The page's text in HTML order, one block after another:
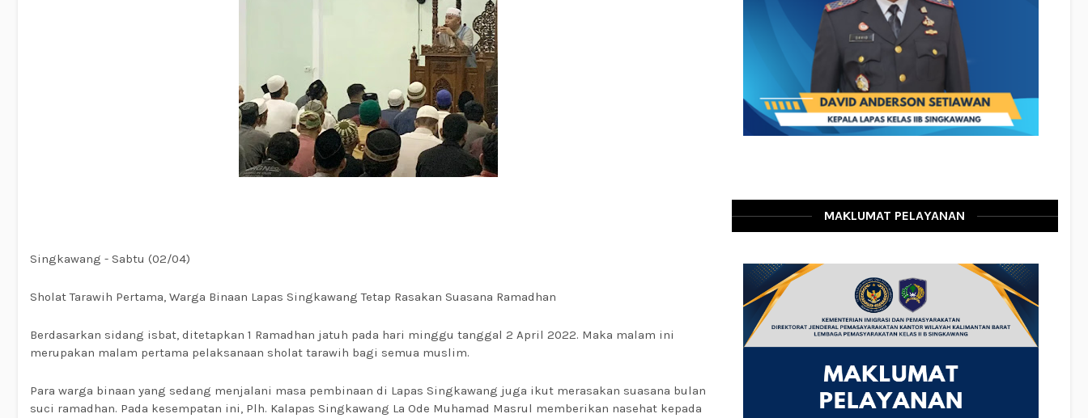
Singkawang - Sabtu (02/04)
Sholat Tarawih Pertama, Warga Binaan Lapas Singkawang Tetap Rasakan Suasana Ramadhan
Berdasarkan sidang isbat, ditetapkan 1 Ramadhan jatuh pada hari minggu tanggal 2 April 2022. Maka malam ini
merupakan malam pertama pelaksanaan sholat tarawih bagi semua muslim.
Para warga binaan yang sedang menjalani masa pembinaan di Lapas Singkawang juga ikut merasakan suasana bulan
suci ramadhan. Pada kesempatan ini, Plh. Kalapas Singkawang La Ode Muhamad Masrul memberikan nasehat kepada
MAKLUMAT PELAYANAN